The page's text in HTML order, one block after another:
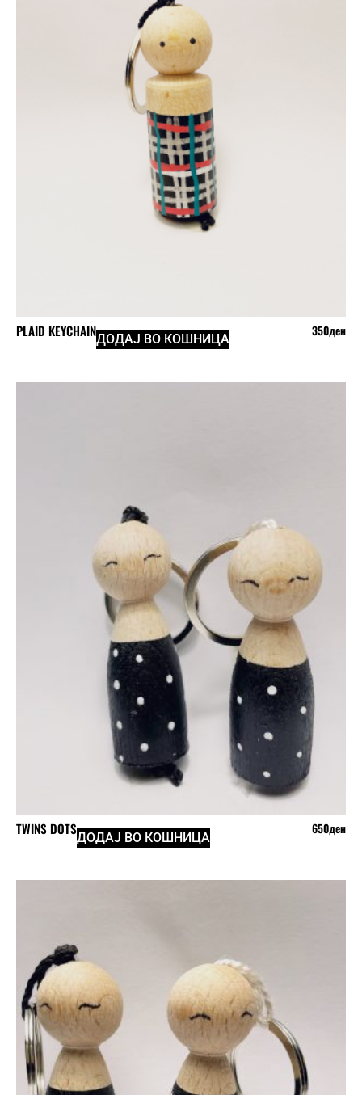
PLAID KEYCHAIN 350ден
ДОДАЈ ВО КОШНИЦА
TWINS DOTS 650ден
ДОДАЈ ВО КОШНИЦА